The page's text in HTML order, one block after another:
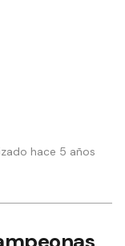
hace 5 años